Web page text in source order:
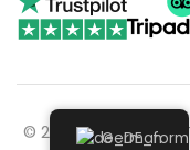
© 2026 Safari World
German